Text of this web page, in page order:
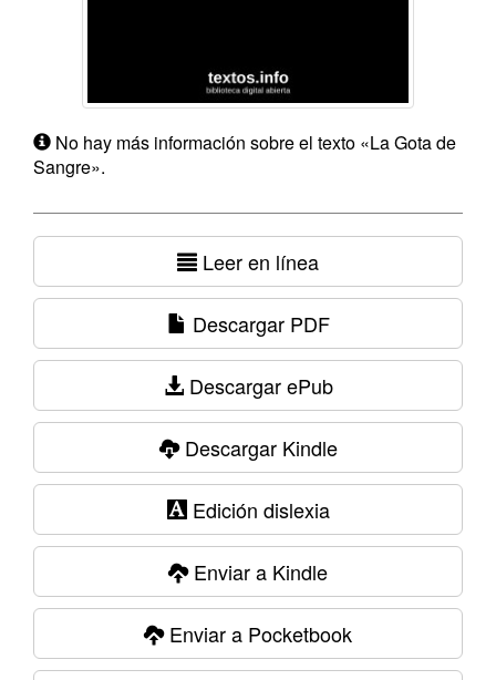
No hay más información sobre el texto «La Gota de
Sangre».
Leer en línea
Descargar PDF
Descargar ePub
Descargar Kindle
Edición dislexia
Enviar a Kindle
Enviar a Pocketbook